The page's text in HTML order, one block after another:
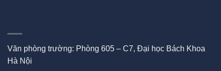
Văn phòng trường: Phòng 605 – C7, Đại học Bách Khoa
Hà Nội